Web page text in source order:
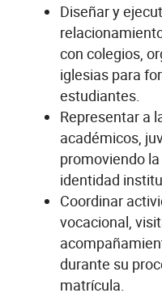
Diseñar y
con colegios,
iglesias para
estudiantes.
Representar a
académicos,
promoviendo
identidad
Coordinar
vocacional,
durante su
matrícula.